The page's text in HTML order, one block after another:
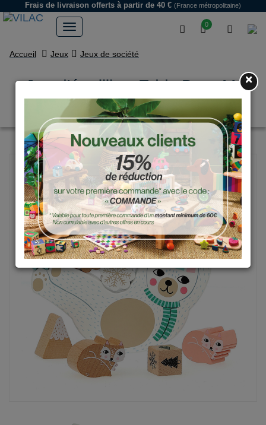
0
Frais de livraison offerts à partir de 40 € (France métropolitaine)
Accueil Jeux Jeux de société
Jeu d'équilibre Eddy Bear M.
Carlslund
×